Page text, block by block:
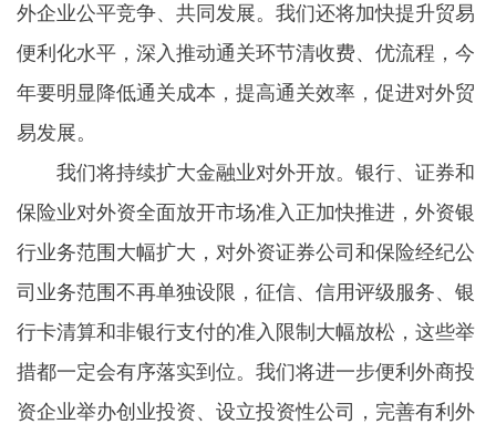
外企业公平竞争、共同发展。我们还将加快提升贸易
便利化水平，深入推动通关环节清收费、优流程，今
年要明显降低通关成本，提高通关效率，促进对外贸
易发展。
我们将持续扩大金融业对外开放。银行、证券和
保险业对外资全面放开市场准入正加快推进，外资银
行业务范围大幅扩大，对外资证券公司和保险经纪公
司业务范围不再单独设限，征信、信用评级服务、银
行卡清算和非银行支付的准入限制大幅放松，这些举
措都一定会有序落实到位。我们将进一步便利外商投
资企业举办创业投资、设立投资性公司，完善有利外